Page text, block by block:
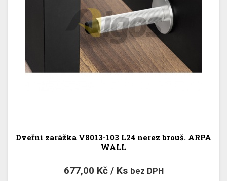
Dveřní zarážka V8013-103 L24 nerez brouš. ARPA
WALL
677,00 Kč / Ks bez DPH